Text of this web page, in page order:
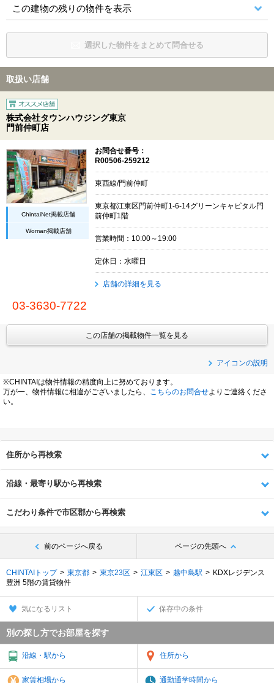
この建物の残りの物件を表示
選択した物件をまとめて問合せる
取扱い店舗
株式会社タウンハウジング東京
門前仲町店
ChintaiNet掲載店舗
Woman掲載店舗
お問合せ番号：
R00506-259212
東西線/門前仲町
東京都江東区門前仲町1-6-14グリーンキャピタル門
前仲町1階
営業時間：10:00～19:00
定休日：水曜日
店舗の詳細を見る
03-3630-7722
この店舗の掲載物件一覧を見る
アイコンの説明
※CHINTAIは物件情報の精度向上に努めております。
万が一、物件情報に相違がございましたら、
こちらのお問合せよりご連絡くださ
い。
住所から再検索
沿線・最寄り駅から再検索
こだわり条件で市区郡から再検索
前のページへ戻る ページの先頭へ
CHINTAIトップ 東京都 東京23区 江東区 越中島駅
KDXレジデンス
豊洲 5階の賃貸物件
気になるリスト 保存中の条件
別の探し方でお部屋を探す
沿線・駅から 住所から
家賃相場から 通勤通学時間から